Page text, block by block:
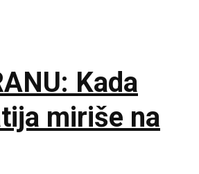
Kada
miriše na